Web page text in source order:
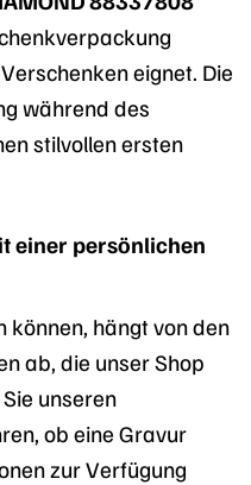
eignet. Die
während des
stilvollen ersten
einer persönlichen
können, hängt von den
ab, die unser Shop
unseren
ob eine Gravur
zur Verfügung